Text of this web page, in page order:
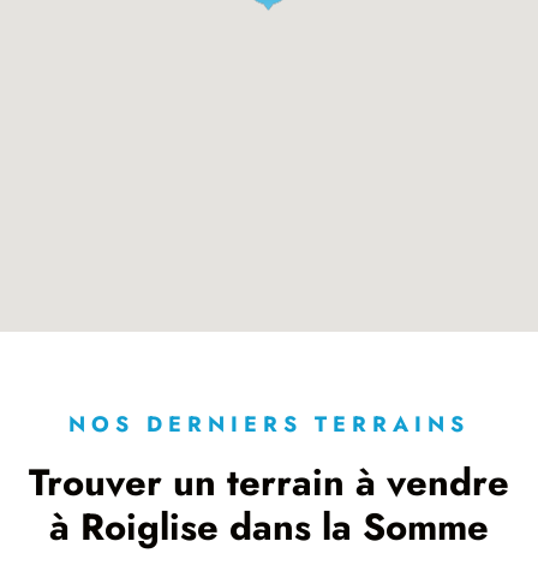
NOS DERNIERS TERRAINS
Trouver un terrain à vendre
à Roiglise dans la Somme